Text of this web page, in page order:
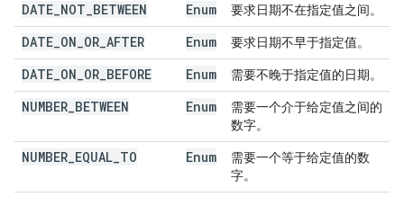
DATE NOT BETWEEN Enum 要求日期不在指定值之间。
DATE ON OR AFTER Enum 要求日期不早于指定值。
DATE ON OR BEFORE Enum 需要不晚于指定值的日期。
NUMBER BETWEEN Enum
需要一个介于给定值之间的
数字。
NUMBER EQUAL TO Enum
需要一个等于给定值的数
字。